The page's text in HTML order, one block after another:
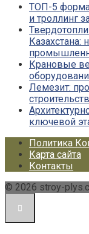
ТОП-5
и троллинг
Крановые
Лемезит:
ключевой
Политика
Карта сайта
Контакты
© 2026 stroy-